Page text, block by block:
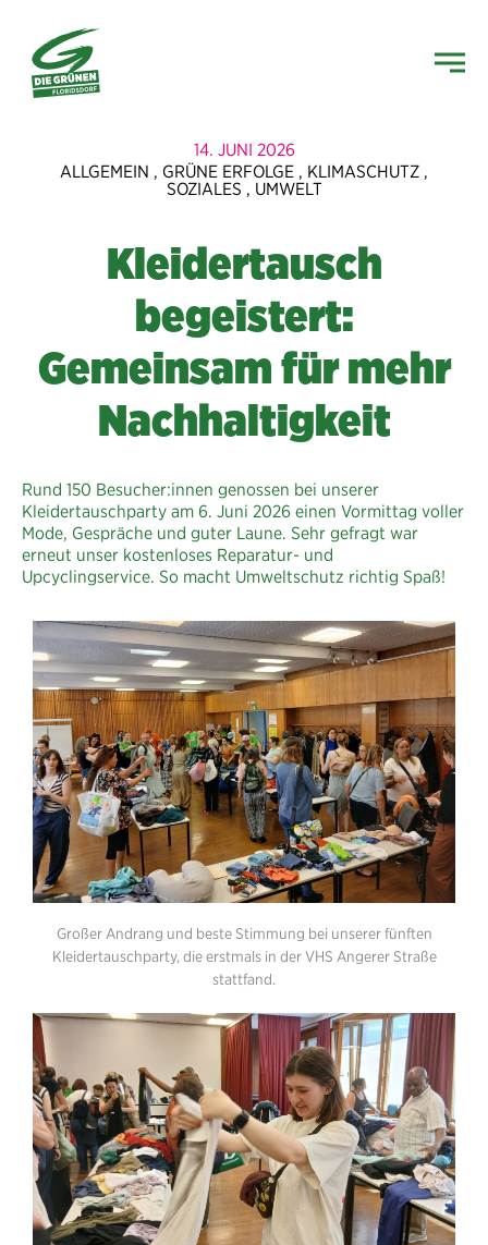
14. JUNI 2026
ALLGEMEIN , GRÜNE ERFOLGE , KLIMASCHUTZ ,
SOZIALES , UMWELT
Kleidertausch
begeistert:
Gemeinsam für mehr
Nachhaltigkeit
Rund 150 Besucher:innen genossen bei unserer
Kleidertauschparty am 6. Juni 2026 einen Vormittag voller
Mode, Gespräche und guter Laune. Sehr gefragt war
erneut unser kostenloses Reparatur- und
Upcyclingservice. So macht Umweltschutz richtig Spaß!
Großer Andrang und beste Stimmung bei unserer fünften
Kleidertauschparty, die erstmals in der VHS Angerer Straße
stattfand.